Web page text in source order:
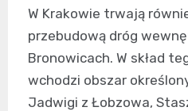
W Krakowie trwają
przebudową dróg
Bronowicach. W skład
wchodzi obszar
Jadwigi z Łobzowa,